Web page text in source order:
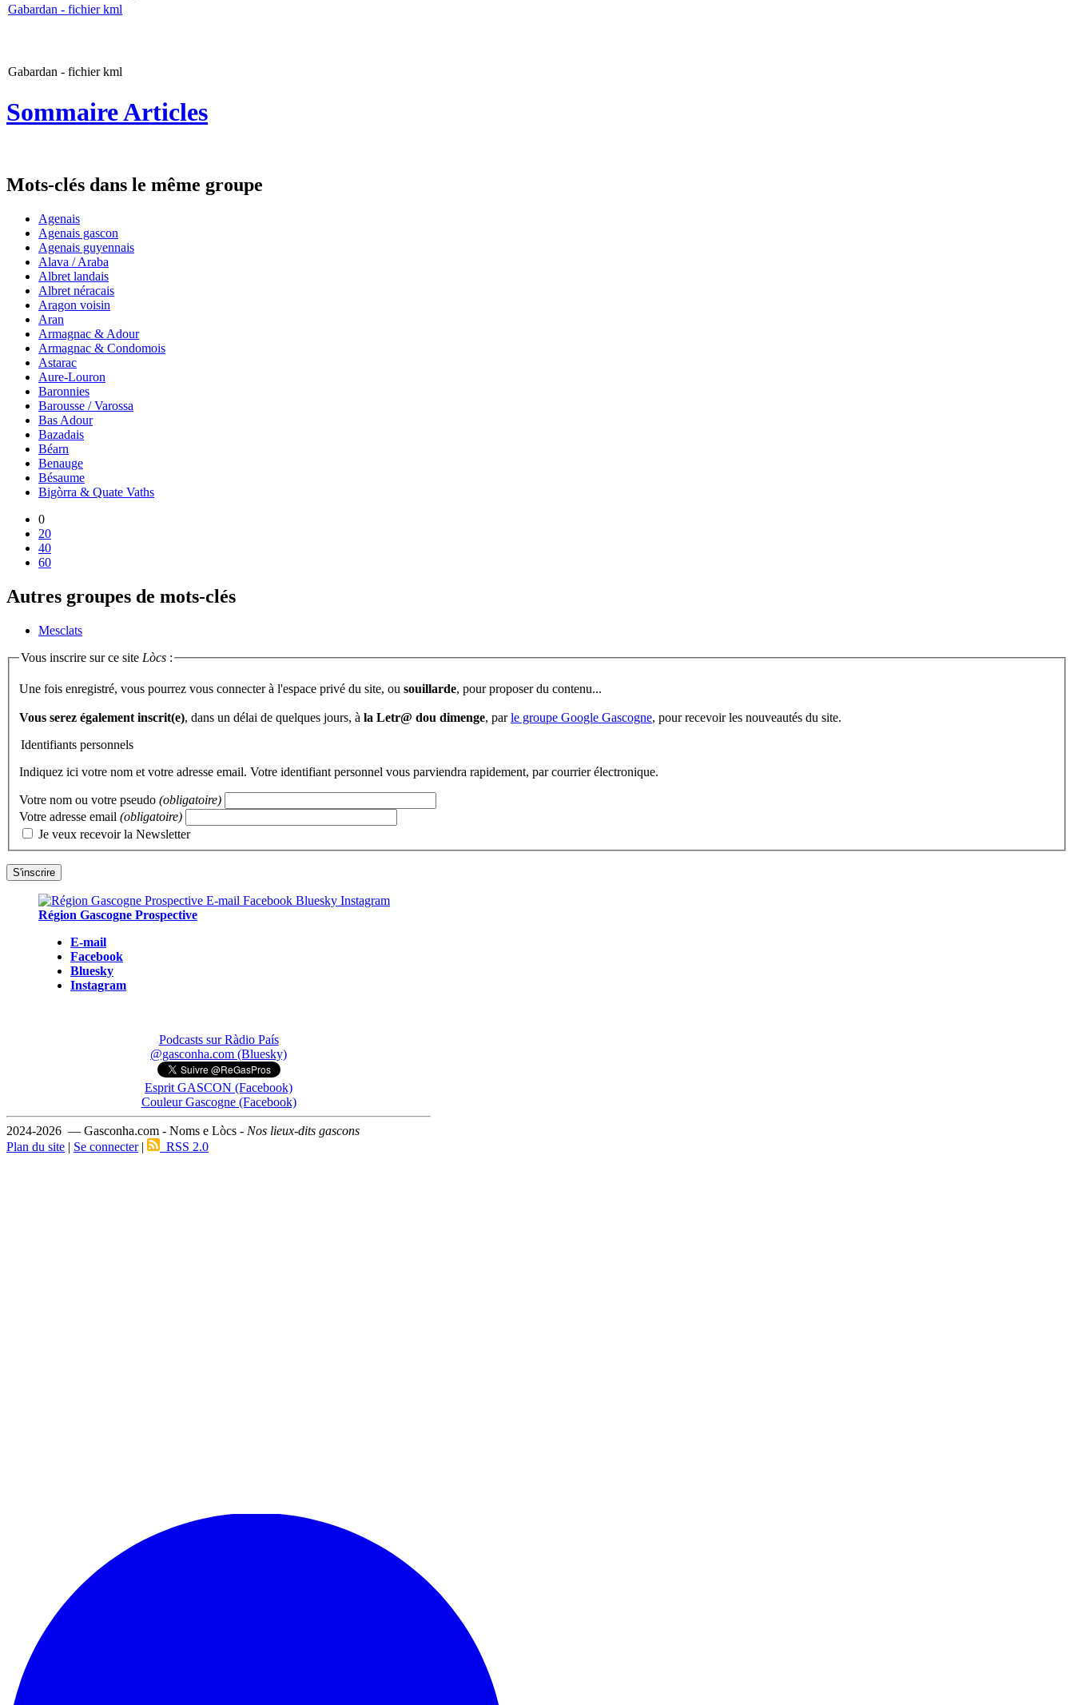
Gabardan - fichier kml
Gabardan - fichier kml
Sommaire Articles
Mots-clés dans le même groupe
Agenais
Agenais gascon
Agenais guyennais
Alava / Araba
Albret landais
Albret néracais
Aragon voisin
Aran
Armagnac & Adour
Armagnac & Condomois
Astarac
Aure-Louron
Baronnies
Barousse / Varossa
Bas Adour
Bazadais
Béarn
Benauge
Bésaume
Bigòrra & Quate Vaths
0
20
40
60
Autres groupes de mots-clés
Mesclats
Vous inscrire sur ce site Lòcs :
Une fois enregistré, vous pourrez vous connecter à l'espace privé du site, ou souillarde , pour proposer du contenu...
Vous serez également inscrit(e), dans un délai de quelques jours, à la Letr@ dou dimenge, parle groupe Google Gascogne, pour recevoir les nouveautés du site.
Identifiants personnels
Indiquez ici votre nom et votre adresse email. Votre identifiant personnel vous parviendra rapidement, par courrier électronique.
Votre nom ou votre pseudo (obligatoire)
Votre adresse email (obligatoire)
Je veux recevoir la Newsletter
Région Gascogne Prospective
E-mail
Facebook
Bluesky
Instagram
Podcasts sur Ràdio País
@gasconha.com (Bluesky)
Esprit GASCON (Facebook)
Couleur Gascogne (Facebook)
2024-2026 — Gasconha.com - Noms e Lòcs - Nos lieux-dits gascons
Plan du site | Se connecter| RSS 2.0